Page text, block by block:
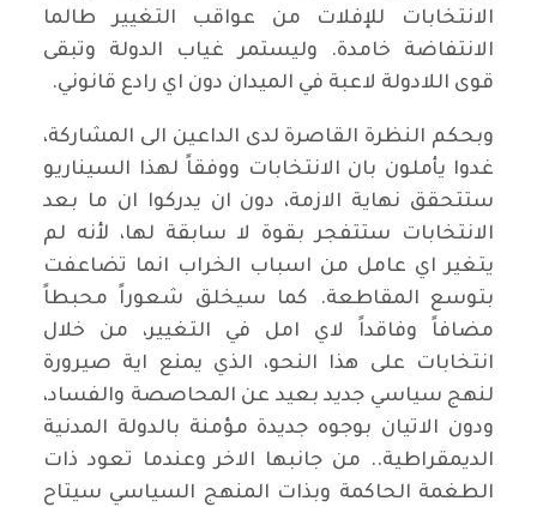
الانتخابات للإفلات من عواقب التغيير طالما
الانتفاضة خامدة. وليستمر غياب الدولة وتبقى
قوى اللادولة لاعبة في الميدان دون اي رادع قانوني.
وبحكم النظرة القاصرة لدى الداعين الى المشاركة،
غدوا يأملون بان الانتخابات ووفقاً لهذا السيناريو
ستتحقق نهاية الازمة، دون ان يدركوا ان ما بعد
الانتخابات ستتفجر بقوة لا سابقة لها، لأنه لم
يتغير اي عامل من اسباب الخراب انما تضاعفت
بتوسع المقاطعة. كما سيخلق شعوراً محبطاً
مضافاً وفاقداً لاي امل في التغيير، من خلال
انتخابات على هذا النحو، الذي يمنع اية صيرورة
لنهج سياسي جديد بعيد عن المحاصصة والفساد،
ودون الاتيان بوجوه جديدة مؤمنة بالدولة المدنية
الديمقراطية.. من جانبها الاخر وعندما تعود ذات
الطغمة الحاكمة وبذات المنهج السياسي سيتاح